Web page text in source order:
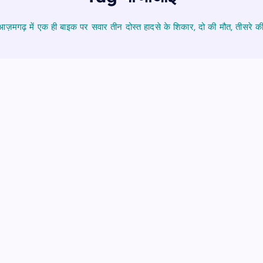
में एक ही बाइक पर सवार तीन दोस्त हादसे के शिकार, दो की मौत, तीसरे